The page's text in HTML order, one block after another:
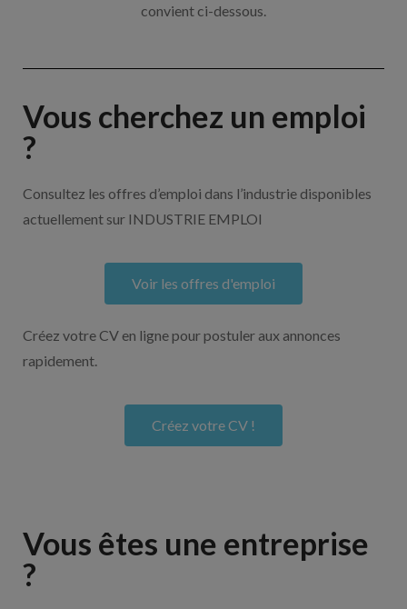
convient ci-dessous.
Vous cherchez un emploi
?
Consultez les offres d’emploi dans l’industrie disponibles
actuellement sur INDUSTRIE EMPLOI
Voir les offres d'emploi
Créez votre CV en ligne pour postuler aux annonces
rapidement.
Créez votre CV !
Vous êtes une entreprise
?